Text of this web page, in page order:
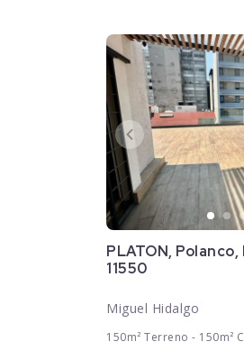
PLATON,
11550
Miguel Hidalgo
150m² Terreno - 150m²